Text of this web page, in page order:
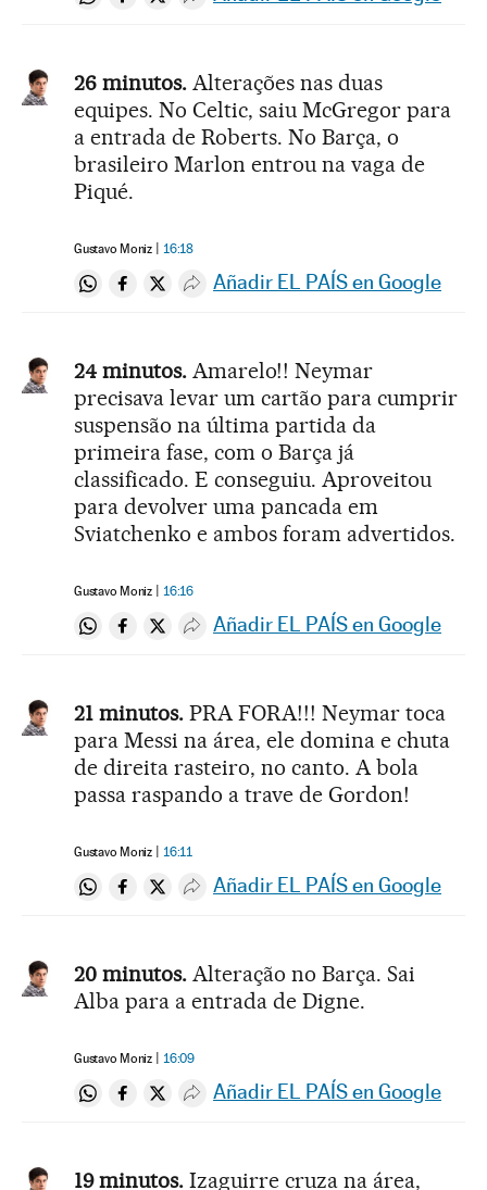
Compartir en Whatsapp
Compartir en Facebook
Compartir en Twitter
Desplegar Redes Sociales
26 minutos. Alterações nas duas
equipes. No Celtic, saiu McGregor para
a entrada de Roberts. No Barça, o
brasileiro Marlon entrou na vaga de
Piqué.
Gustavo Moniz 16:18
Compartir en Whatsapp
Compartir en Facebook
Compartir en Twitter
Desplegar Redes Sociales
Añadir EL PAÍS en Google
24 minutos. Amarelo!! Neymar
precisava levar um cartão para cumprir
suspensão na última partida da
primeira fase, com o Barça já
classificado. E conseguiu. Aproveitou
para devolver uma pancada em
Sviatchenko e ambos foram advertidos.
Gustavo Moniz 16:16
Compartir en Whatsapp
Compartir en Facebook
Compartir en Twitter
Desplegar Redes Sociales
Añadir EL PAÍS en Google
21 minutos. PRA FORA!!! Neymar toca
para Messi na área, ele domina e chuta
de direita rasteiro, no canto. A bola
passa raspando a trave de Gordon!
Gustavo Moniz 16:11
Compartir en Whatsapp
Compartir en Facebook
Compartir en Twitter
Desplegar Redes Sociales
Añadir EL PAÍS en Google
20 minutos. Alteração no Barça. Sai
Alba para a entrada de Digne.
Gustavo Moniz 16:09
Compartir en Whatsapp
Compartir en Facebook
Compartir en Twitter
Desplegar Redes Sociales
Añadir EL PAÍS en Google
19 minutos. Izaguirre cruza na área,